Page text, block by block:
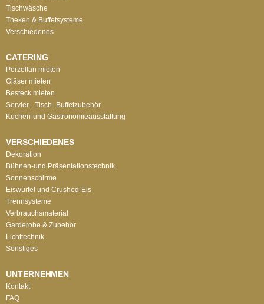
Tischwäsche
Theken & Buffetsysteme
Verschiedenes
CATERING
Porzellan mieten
Gläser mieten
Besteck mieten
Servier-, Tisch-,Buffetzubehör
Küchen-und Gastronomieausstattung
VERSCHIEDENES
Dekoration
Bühnen-und Präsentationstechnik
Sonnenschirme
Eiswürfel und Crushed-Eis
Trennsysteme
Verbrauchsmaterial
Garderobe & Zubehör
Lichttechnik
Sonstiges
UNTERNEHMEN
Kontakt
FAQ